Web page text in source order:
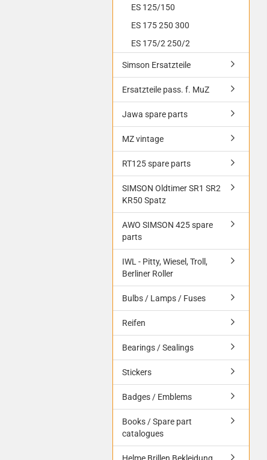
ES 125/150
ES 175 250 300
ES 175/2 250/2
Simson Ersatzteile
Ersatzteile pass. f. MuZ
Jawa spare parts
MZ vintage
RT125 spare parts
SIMSON Oldtimer SR1 SR2
KR50 Spatz
AWO SIMSON 425 spare
parts
IWL - Pitty, Wiesel, Troll,
Berliner Roller
Bulbs / Lamps / Fuses
Reifen
Bearings / Sealings
Stickers
Badges / Emblems
Books / Spare part
catalogues